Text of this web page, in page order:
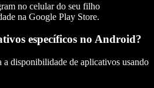
no celular do seu filho
na Google Play Store.
específicos no Android?
disponibilidade de aplicativos usando